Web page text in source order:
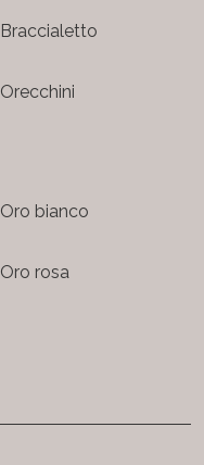
Braccialetto
Orecchini
Oro bianco
Oro rosa